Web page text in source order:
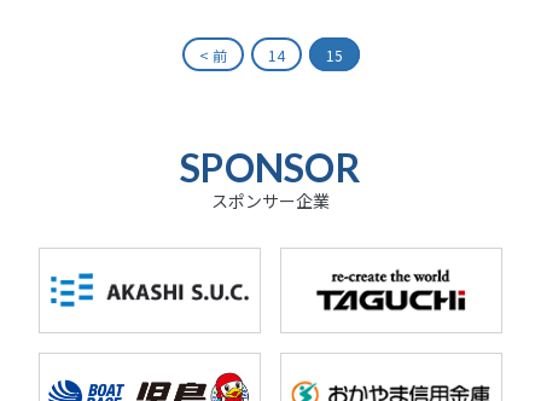
< 前 14 15
SPONSOR
スポンサー企業